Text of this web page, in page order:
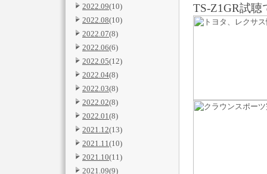
2022.09(10)
2022.08(10)
2022.07(8)
2022.06(6)
2022.05(12)
2022.04(8)
2022.03(8)
2022.02(8)
2022.01(8)
2021.12(13)
2021.11(10)
2021.10(11)
2021.09(9)
TS-Z1GR試聴